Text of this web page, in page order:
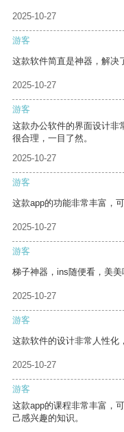
2025-10-27
游客
这款软件简直是神器，解决
2025-10-27
游客
这款办公软件的界面设计非
很合理，一目了然。
2025-10-27
游客
这款app的功能非常丰富，
2025-10-27
游客
梯子神器，ins随便看，美美
2025-10-27
游客
这款软件的设计非常人性化
2025-10-27
游客
这款app的课程非常丰富，
己感兴趣的知识。